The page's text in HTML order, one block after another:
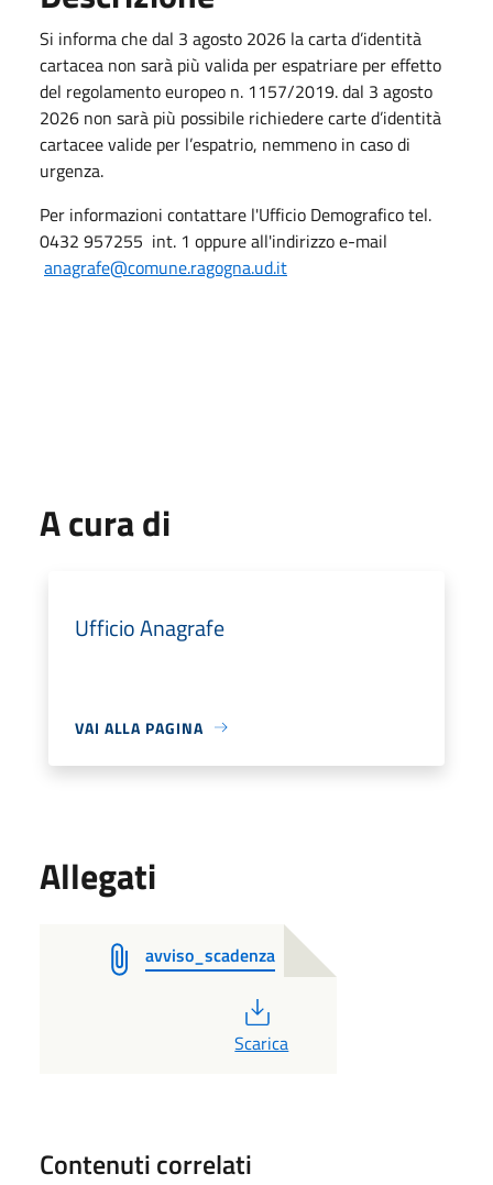
Si informa che dal 3 agosto 2026 la carta d’identità
cartacea non sarà più valida per espatriare per effetto
del regolamento europeo n. 1157/2019. dal 3 agosto
2026 non sarà più possibile richiedere carte d’identità
cartacee valide per l’espatrio, nemmeno in caso di
urgenza.
Per informazioni contattare l'Ufficio Demografico tel.
0432 957255 int. 1 oppure all'indirizzo e-mail
anagrafe@comune.ragogna.ud.it
A cura di
Ufficio Anagrafe
VAI ALLA PAGINA
Allegati
avviso_scadenza
Scarica
Contenuti correlati